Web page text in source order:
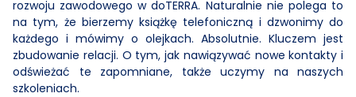
rozwoju zawodowego w doTERRA. Naturalnie nie polega to
na tym, że bierzemy książkę telefoniczną i dzwonimy do
każdego i mówimy o olejkach. Absolutnie. Kluczem jest
zbudowanie relacji. O tym, jak nawiązywać nowe kontakty i
odświeżać te zapomniane, także uczymy na naszych
szkoleniach.